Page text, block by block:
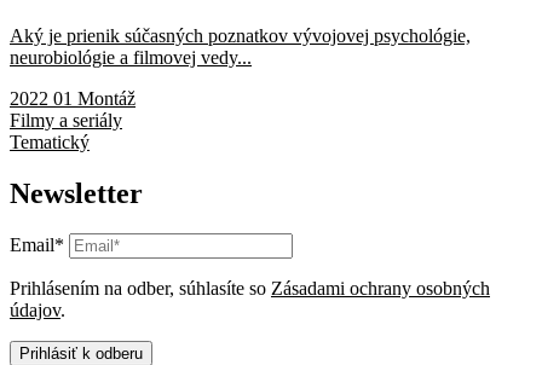
Aký je prienik súčasných poznatkov vývojovej psychológie,
neurobiológie a filmovej vedy...
2022 01 Montáž
Filmy a seriály
Tematický
Newsletter
Email*
Prihlásením na odber, súhlasíte so Zásadami ochrany osobných
údajov.
Prihlásiť k odberu